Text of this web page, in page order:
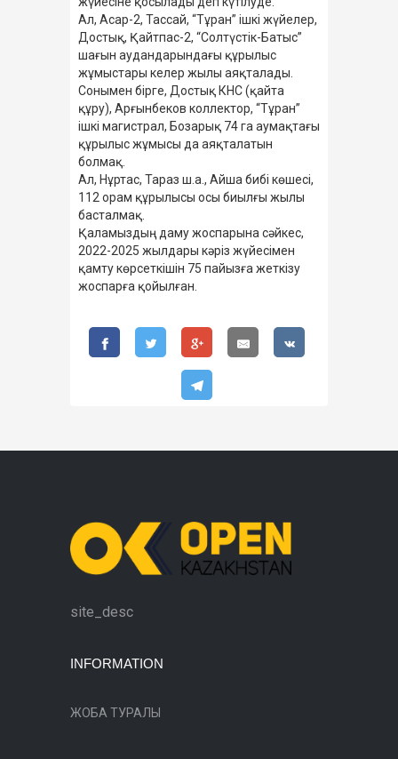
Ал, Асар-2, Тассай, “Тұран” ішкі жүйелер,
Достық, Қайтпас-2, “Солтүстік-Батыс”
шағын аудандарындағы құрылыс
жұмыстары келер жылы аяқталады.
Сонымен бірге, Достық КНС (қайта
құру), Арғынбеков коллектор, “Тұран”
ішкі магистрал, Бозарық 74 га аумақтағы
құрылыс жұмысы да аяқталатын
болмақ.
Ал, Нұртас, Тараз ш.а., Айша бибі көшесі,
112 орам құрылысы осы биылғы жылы
басталмақ.
Қаламыздың даму жоспарына сәйкес,
2022-2025 жылдары кәріз жүйесімен
қамту көрсеткішін 75 пайызға жеткізу
жоспарға қойылған.
site_desc
INFORMATION
ЖОБА ТУРАЛЫ